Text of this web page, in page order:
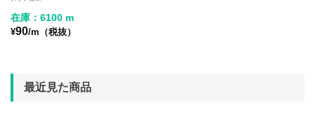
在庫：6100 m
¥90/m（税抜）
最近見た商品